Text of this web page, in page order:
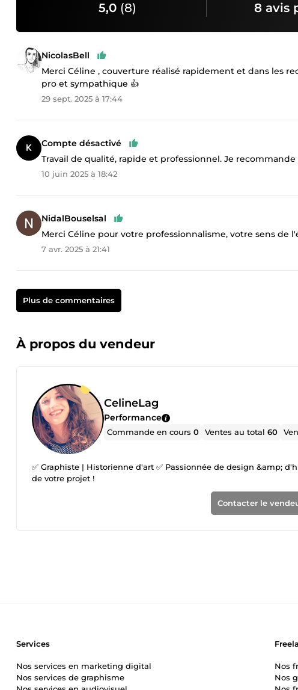
5,0 (8) 8 avis
NicolasBell
Merci Céline , couverture réalisé rapidement et dans les
pro et sympathique 👍
29 sept. 2025 à 17:44
Compte désactivé
Travail de qualité, rapide et professionnel. Je recommande
10 juin 2025 à 18:42
NidalBouselsal
Merci Céline pour votre professionnalisme, votre sens de
7 avr. 2025 à 21:41
Plus de commentaires
À propos du vendeur
CelineLag
Performance
Commande en cours0 Ventes au total60
✅ Graphiste | Historienne d'art ✅ Passionnée de design &amp;
de votre projet !
Contacter le
Services
Nos services en marketing digital
Nos services de graphisme
Nos
Nos